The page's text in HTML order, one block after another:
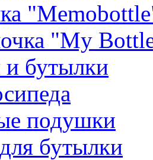
"My
бутылки
подушки
бутылки